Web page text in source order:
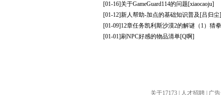
[01-16]关于GameGuard114的问题[xiaocaoju]
[01-12]新人帮助-加点的基础知识普及 [吕归尘]
[01-09]12章任务凯利斯沙漠2的解谜（1）猜
[01-01]刷NPC好感的物品清单[Q啊]
关于17173 人才招聘
广